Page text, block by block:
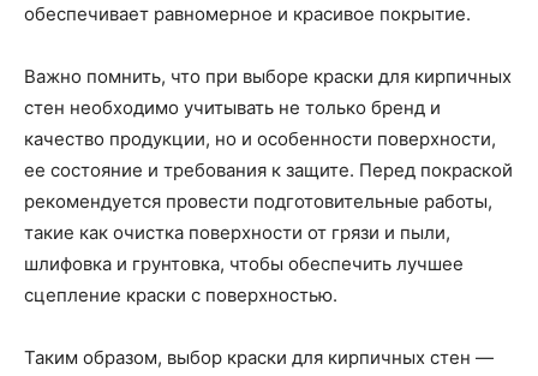
обеспечивает равномерное и красивое покрытие.
Важно помнить, что при выборе краски для кирпичных
стен необходимо учитывать не только бренд и
качество продукции, но и особенности поверхности,
ее состояние и требования к защите. Перед покраской
рекомендуется провести подготовительные работы,
такие как очистка поверхности от грязи и пыли,
шлифовка и грунтовка, чтобы обеспечить лучшее
сцепление краски с поверхностью.
Таким образом, выбор краски для кирпичных стен —